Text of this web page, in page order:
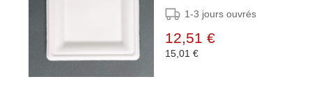
bagasse Fiesta
(lot de 50)
1-3 jours ouvrés
12,51 €
15,01 €